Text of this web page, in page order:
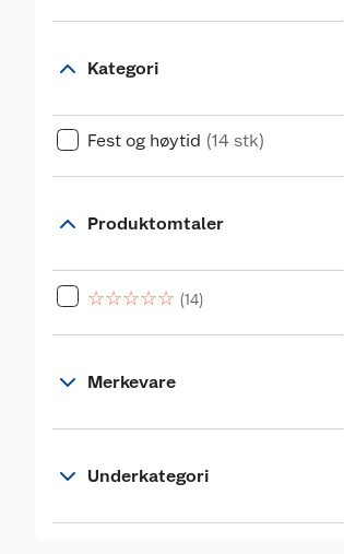
Kategori
Fest og høytid (14 stk)
Produktomtaler
☆☆☆☆☆ (14)
Merkevare
Underkategori